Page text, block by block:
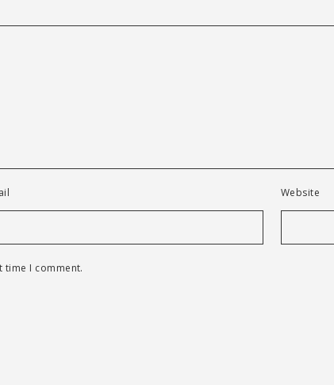
Website
time I comment.